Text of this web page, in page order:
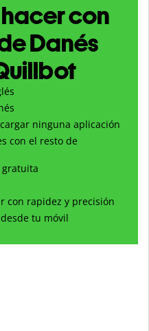
con
Danés
ninguna aplicación
con el resto de
con rapidez y precisión
tu móvil